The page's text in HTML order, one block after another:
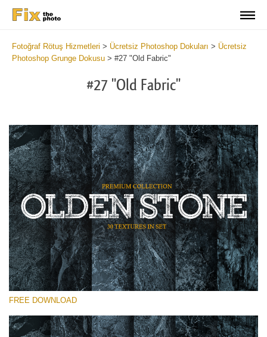
Fotoğraf Rötuş Hizmetleri > Ücretsiz Photoshop Dokuları > Ücretsiz
Photoshop Grunge Dokusu > #27 "Old Fabric"
#27 "Old Fabric"
Lütfen seçin
Small 800*533px
FREE DOWNLOAD